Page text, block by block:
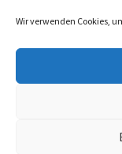
Wir verwenden Cookies,
Eversenist
Höxter im